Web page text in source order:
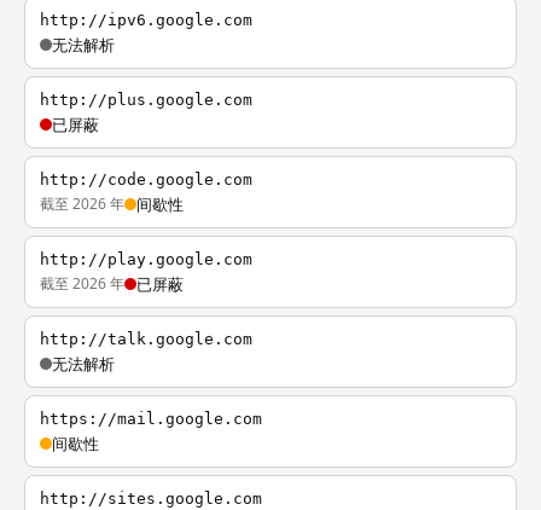
http://ipv6.google.com
无法解析
http://plus.google.com
已屏蔽
http://code.google.com
截至 2026 年 间歇性
http://play.google.com
截至 2026 年 已屏蔽
http://talk.google.com
无法解析
https://mail.google.com
间歇性
http://sites.google.com